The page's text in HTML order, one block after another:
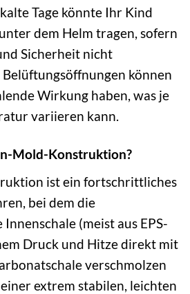
Tage könnte Ihr Kind
dem Helm tragen, sofern
Sicherheit nicht
können
Wirkung haben, was je
variieren kann.
Mold-Konstruktion?
ist ein fortschrittliches
bei dem die
(meist aus EPS-
Druck und Hitze direkt mit
verschmolzen
extrem stabilen, leichten